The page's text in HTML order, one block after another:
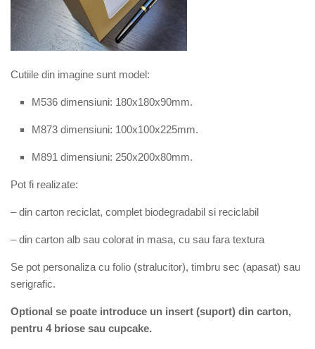
Cutiile din imagine sunt model:
M536 dimensiuni: 180x180x90mm.
M873 dimensiuni: 100x100x225mm.
M891 dimensiuni: 250x200x80mm.
Pot fi realizate:
– din carton reciclat, complet biodegradabil si reciclabil
– din carton alb sau colorat in masa, cu sau fara textura
Se pot personaliza cu folio (stralucitor), timbru sec (apasat) sau
serigrafic.
Optional se poate introduce un insert (suport) din carton,
pentru 4 briose sau cupcake.